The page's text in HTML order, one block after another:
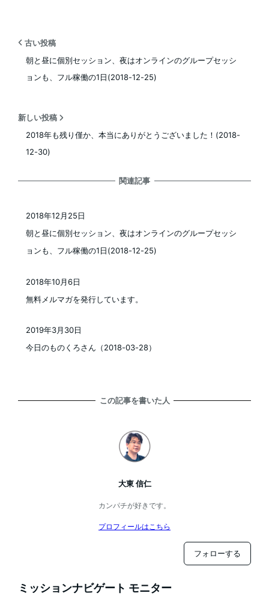
古い投稿
朝と昼に個別セッション、夜はオンラインのグループセッシ
ョンも、フル稼働の1日(2018-12-25)
新しい投稿
2018年も残り僅か、本当にありがとうございました！(2018-
12-30)
関連記事
朝と昼に個別セッション、夜はオンラインのグループセッシ
ョンも、フル稼働の1日(2018-12-25)
2018年12月25日
無料メルマガを発行しています。
投稿日
2018年10月6日
今日のものくろさん（2018-03-28）
2019年3月30日
この記事を書いた人
大東 信仁
カンパチが好きです。
プロフィールはこちら
フォローする
ミッションナビゲート モニター